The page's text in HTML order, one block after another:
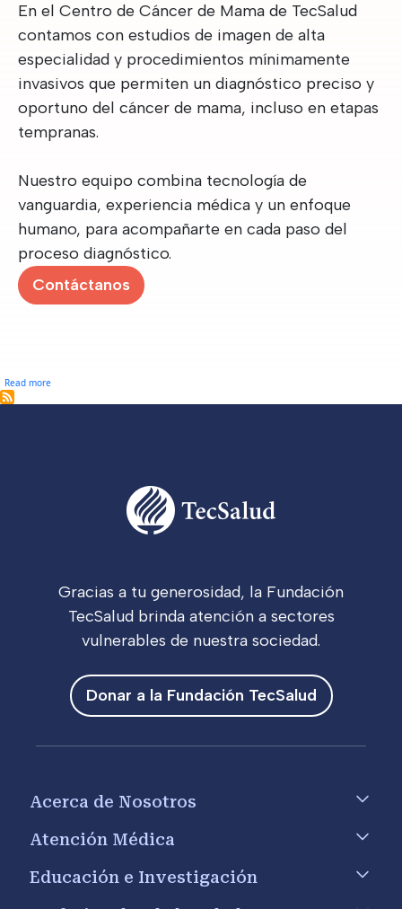
En el Centro de Cáncer de Mama de TecSalud
contamos con estudios de imagen de alta
especialidad y procedimientos mínimamente
invasivos que permiten un diagnóstico preciso y
oportuno del cáncer de mama, incluso en etapas
tempranas.
Nuestro equipo combina tecnología de
vanguardia, experiencia médica y un enfoque
humano, para acompañarte en cada paso del
proceso diagnóstico.
Contáctanos
Read moreabout Mamografías
Gracias a tu generosidad, la Fundación
TecSalud brinda atención a sectores
vulnerables de nuestra sociedad.
Donar a la Fundación TecSalud
Acerca de Nosotros
Atención Médica
Educación e Investigación